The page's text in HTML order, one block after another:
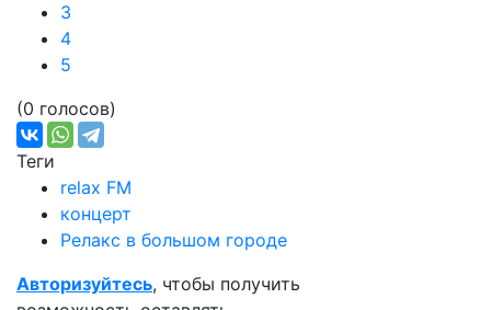
3
4
5
(0 голосов)
Теги
relax FM
концерт
Релакс в большом городе
Авторизуйтесь, чтобы получить